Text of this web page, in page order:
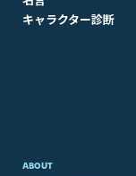
キャラクター診断
ABOUT​